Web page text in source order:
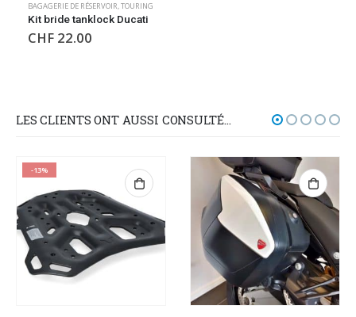
BAGAGERIE DE RÉSERVOIR,TOURING
Kit bride tanklock Ducati
CHF 22.00
LES CLIENTS ONT AUSSI CONSULTÉ…
-13%